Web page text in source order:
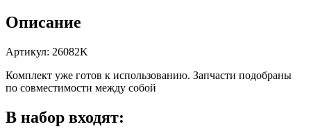
26082K
Описание
Артикул: 26082K
Комплект уже готов к использованию. Запчасти подобраны
по совместимости между собой
В набор входят: